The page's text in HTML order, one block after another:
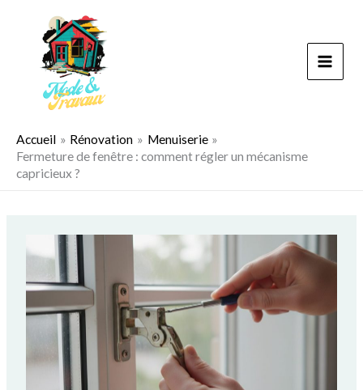
Accueil Rénovation
Menuiserie
Fermeture de fenêtre : comment régler un mécanisme
capricieux ?